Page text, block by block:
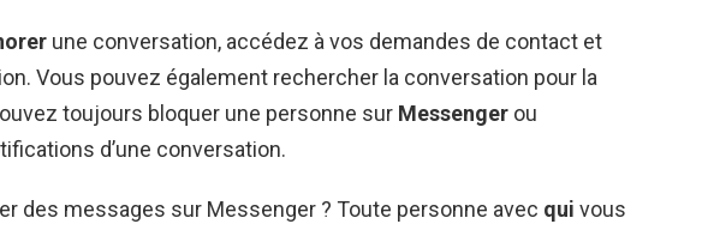
une conversation, accédez à vos demandes de contact et
Vous pouvez également rechercher la conversation pour la
toujours bloquer une personne sur Messenger ou
d’une conversation.
des messages sur Messenger ? Toute personne avec qui vous